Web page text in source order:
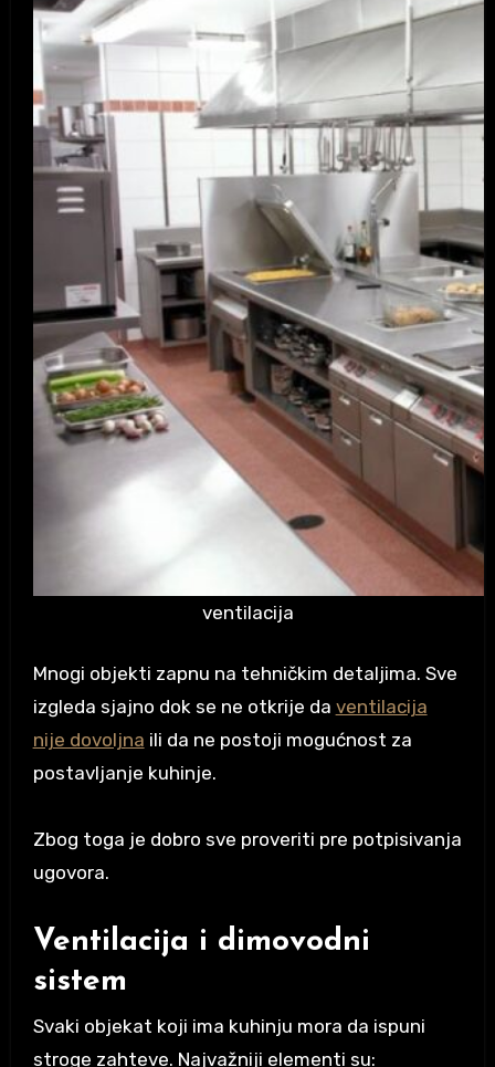
ventilacija
Mnogi objekti zapnu na tehničkim detaljima. Sve
izgleda sjajno dok se ne otkrije da ventilacija
nije dovoljna ili da ne postoji mogućnost za
postavljanje kuhinje.
Zbog toga je dobro sve proveriti pre potpisivanja
ugovora.
Ventilacija i dimovodni
sistem
Svaki objekat koji ima kuhinju mora da ispuni
stroge zahteve. Najvažniji elementi su: